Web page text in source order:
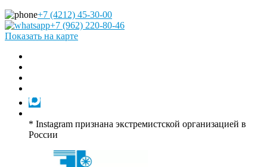
+7 (4212) 45-30-00
+7 (962) 220-80-46
Показать на карте
* Instagram признана экстремистской организацией в
России